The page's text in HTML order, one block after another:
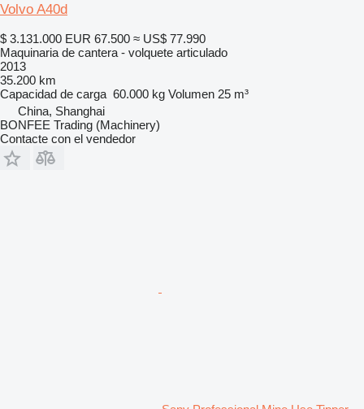
Volvo A40d
$ 3.131.000 EUR 67.500 ≈ US$ 77.990
Maquinaria de cantera - volquete articulado
2013
35.200 km
Capacidad de carga 60.000 kg Volumen 25 m³
China, Shanghai
BONFEE Trading (Machinery)
Contacte con el vendedor